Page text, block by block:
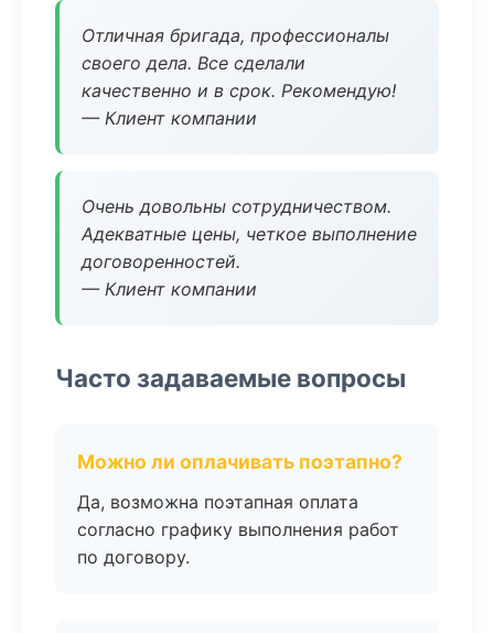
Отличная бригада, профессионалы
своего дела. Все сделали
качественно и в срок. Рекомендую!
— Клиент компании
Очень довольны сотрудничеством.
Адекватные цены, четкое выполнение
договоренностей.
— Клиент компании
Часто задаваемые вопросы
Можно ли оплачивать поэтапно?
Да, возможна поэтапная оплата
согласно графику выполнения работ
по договору.